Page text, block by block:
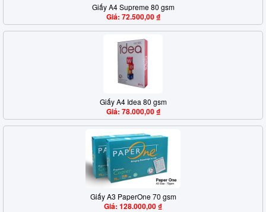
Giấy A4 Supreme 80 gsm
Giá: 72.500,00 ₫
Giấy A4 Idea 80 gsm
Giá: 78.000,00 ₫
Giấy A3 PaperOne 70 gsm
Giá: 128.000,00 ₫